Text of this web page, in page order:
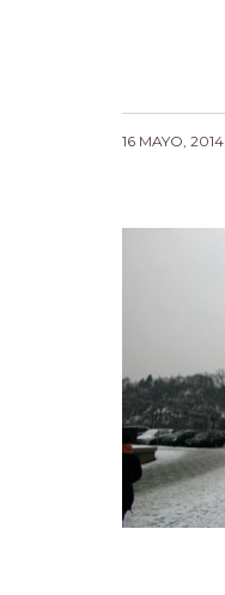
16 MAYO, 2014